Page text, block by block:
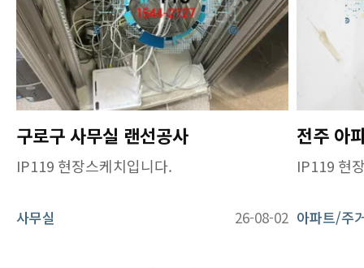
구로구 사무실 랜선공사
IP119 현장스케치입니다.
사무실 26-08-02
IP119 현
아파트/주